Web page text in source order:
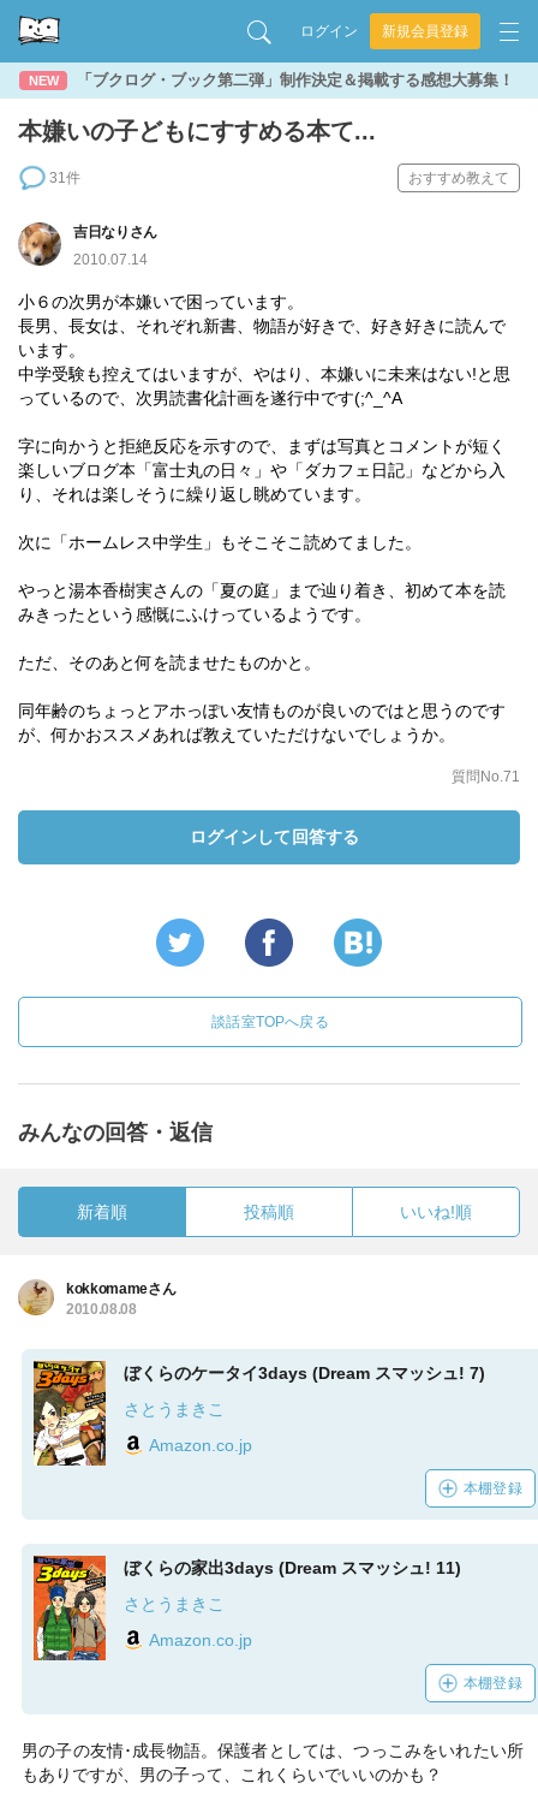
ログイン 新規会員登録
NEW 「ブクログ・ブック第二弾」制作決定＆掲載する感想大募集！
本嫌いの子どもにすすめる本て...
31件 おすすめ教えて
吉日なりさん
2010.07.14
小６の次男が本嫌いで困っています。
長男、長女は、それぞれ新書、物語が好きで、好き好きに読んで
います。
中学受験も控えてはいますが、やはり、本嫌いに未来はない!と思
っているので、次男読書化計画を遂行中です(;^_^A
字に向かうと拒絶反応を示すので、まずは写真とコメントが短く
楽しいブログ本「富士丸の日々」や「ダカフェ日記」などから入
り、それは楽しそうに繰り返し眺めています。
次に「ホームレス中学生」もそこそこ読めてました。
やっと湯本香樹実さんの「夏の庭」まで辿り着き、初めて本を読
みきったという感慨にふけっているようです。
ただ、そのあと何を読ませたものかと。
同年齢のちょっとアホっぽい友情ものが良いのではと思うのです
が、何かおススメあれば教えていただけないでしょうか。
質問No.71
ログインして回答する
談話室TOPへ戻る
みんなの回答・返信
新着順 投稿順 いいね!順
kokkomameさん
2010.08.08
ぼくらのケータイ3days (Dream スマッシュ! 7)
さとうまきこ
Amazon.co.jp
本棚登録
ぼくらの家出3days (Dream スマッシュ! 11)
さとうまきこ
Amazon.co.jp
本棚登録
男の子の友情･成長物語。保護者としては、つっこみをいれたい所
もありですが、男の子って、これくらいでいいのかも？